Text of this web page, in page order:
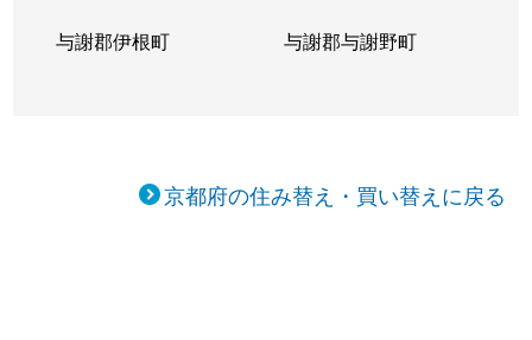
与謝郡伊根町 与謝郡与謝野町
京都府の住み替え・買い替えに戻る